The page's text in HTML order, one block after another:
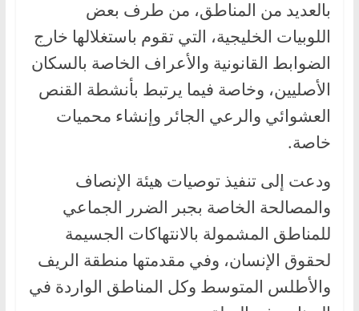
بالعديد من المناطق، من طرف بعض
اللوبيات الخليجية، التي تقوم باستغلالها خارج
الضوابط القانونية والأعراف الخاصة بالسكان
الأصليين، وخاصة فيما يرتبط بأنشطة القنص
العشوائي والرعي الجائر وإنشاء محميات
خاصة.
ودعت إلى تنفيذ توصيات هيئة الإنصاف
والمصالحة الخاصة بجبر الضرر الجماعي
للمناطق المشمولة بالانتهاكات الجسيمة
لحقوق الإنسان، وفي مقدمتها منطقة الريف
والأطلس المتوسط وكل المناطق الواردة في